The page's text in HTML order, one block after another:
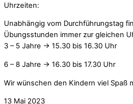
Uhrzeiten:
Unabhängig vom Durchführungstag
Übungsstunden immer zur gleichen
3 – 5 Jahre -> 15.30 bis 16.30 Uhr
6 – 8 Jahre -> 16.30 bis 17.30 Uhr
Wir wünschen den Kindern viel Spaß
13 Mai 2023